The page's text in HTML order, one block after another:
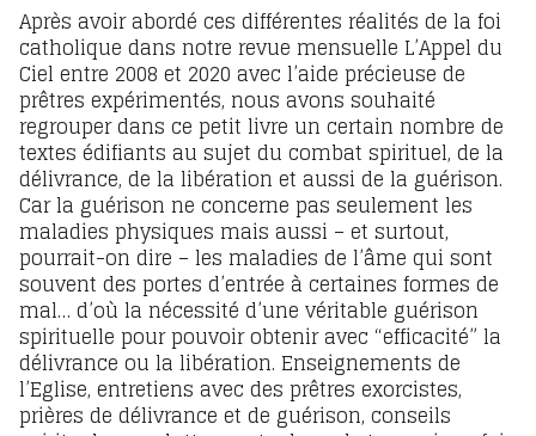
Après avoir abordé ces différentes réalités de la foi
catholique dans notre revue mensuelle L’Appel du
Ciel entre 2008 et 2020 avec l’aide précieuse de
prêtres expérimentés, nous avons souhaité
regrouper dans ce petit livre un certain nombre de
textes édifiants au sujet du combat spirituel, de la
délivrance, de la libération et aussi de la guérison.
Car la guérison ne concerne pas seulement les
maladies physiques mais aussi – et surtout,
pourrait-on dire – les maladies de l’âme qui sont
souvent des portes d’entrée à certaines formes de
mal… d’où la nécessité d’une véritable guérison
spirituelle pour pouvoir obtenir avec “efficacité” la
délivrance ou la libération. Enseignements de
l’Eglise, entretiens avec des prêtres exorcistes,
prières de délivrance et de guérison, conseils